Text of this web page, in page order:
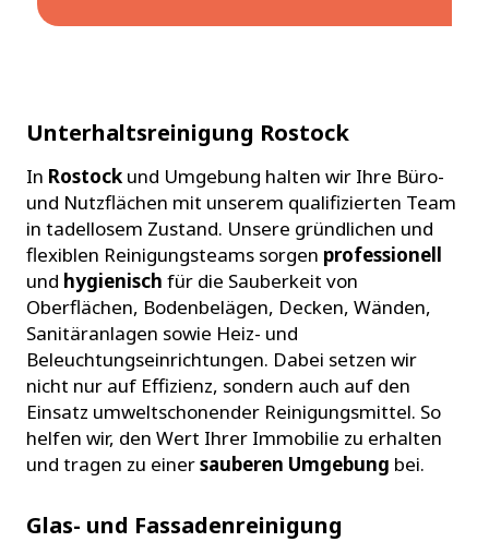
Unterhaltsreinigung Rostock
In Rostock und Umgebung halten wir Ihre Büro-
und Nutzflächen mit unserem qualifizierten Team
in tadellosem Zustand. Unsere gründlichen und
flexiblen Reinigungsteams sorgen professionell
und hygienisch für die Sauberkeit von
Oberflächen, Bodenbelägen, Decken, Wänden,
Sanitäranlagen sowie Heiz- und
Beleuchtungseinrichtungen. Dabei setzen wir
nicht nur auf Effizienz, sondern auch auf den
Einsatz umweltschonender Reinigungsmittel. So
helfen wir, den Wert Ihrer Immobilie zu erhalten
und tragen zu einersauberen Umgebung bei.
Glas- und Fassadenreinigung